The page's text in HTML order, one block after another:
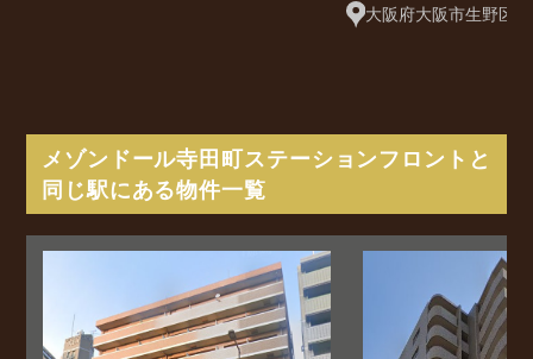
大阪府大阪市生野区
メゾンドール寺田町ステーションフロントと
同じ駅にある物件一覧